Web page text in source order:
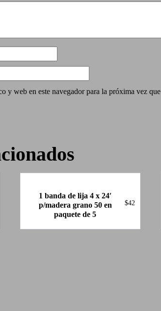
y web en este navegador para la próxima vez
1 banda de lija 4 x 24′
p/madera grano 50 en
paquete de 5
$42